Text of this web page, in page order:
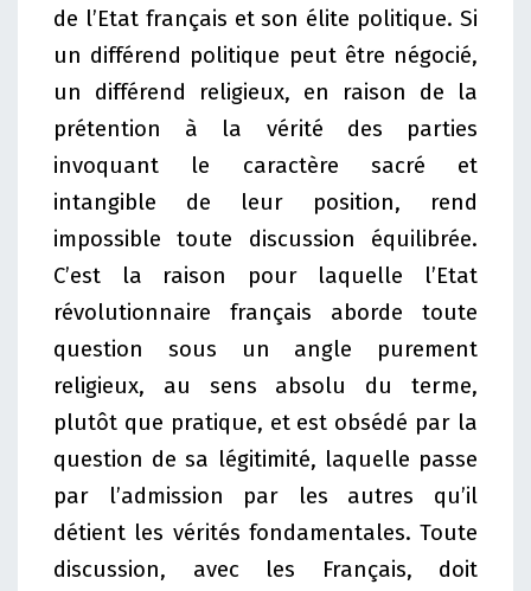
de l’Etat français et son élite politique. Si
un différend politique peut être négocié,
un différend religieux, en raison de la
prétention à la vérité des parties
invoquant le caractère sacré et
intangible de leur position, rend
impossible toute discussion équilibrée.
C’est la raison pour laquelle l’Etat
révolutionnaire français aborde toute
question sous un angle purement
religieux, au sens absolu du terme,
plutôt que pratique, et est obsédé par la
question de sa légitimité, laquelle passe
par l’admission par les autres qu’il
détient les vérités fondamentales. Toute
discussion, avec les Français, doit